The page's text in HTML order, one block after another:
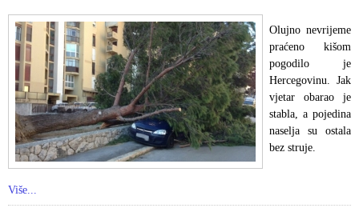
Olujno nevrijeme
praćeno kišom
pogodilo je
Hercegovinu. Jak
vjetar obarao je
stabla, a pojedina
naselja su ostala
bez struje.
Više...